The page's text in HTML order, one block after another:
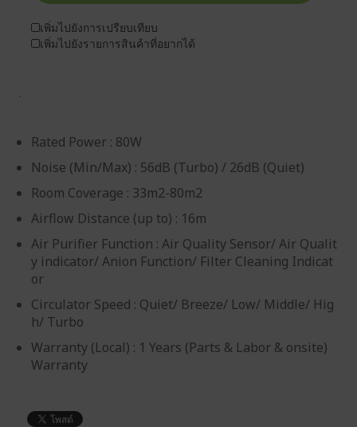
.
Rated Power : 80W
Noise (Min/Max) : 56dB (Turbo) / 26dB (Quiet)
Room Coverage : 33m2-80m2
Airflow Distance (up to) : 16m
Air Purifier Function : Air Quality Sensor/ Air Qualit
y indicator/ Anion Function/ Filter Cleaning Indicat
or
Circulator Speed : Quiet/ Breeze/ Low/ Middle/ Hig
h/ Turbo
Warranty (Local) : 1 Years (Parts & Labor & onsite)
Warranty
เพิ่มไปยังการเปรียบเทียบ
เพิ่มไปยังรายการสินค้าที่อยากได้